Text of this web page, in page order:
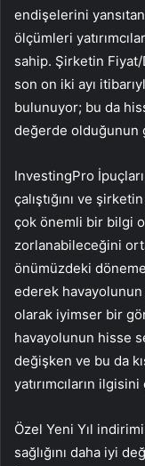
endişelerini
ölçümleri
sahip. Şirketin
son on iki ayı
bulunuyor; bu da
değerde olduğunun
InvestingPro
çalıştığını ve
çok önemli bir bilgi
zorlanabileceğini
önümüzdeki
ederek
olarak iyimser bir
havayolunun hisse
değişken ve bu da
yatırımcıların
Özel Yeni Yıl
sağlığını daha iyi